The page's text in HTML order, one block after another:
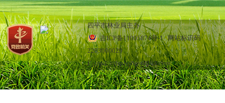
四平市林业局主办
吉ICP备11005874号-1网站标识码
2203000029
E_mail：jlsplyjbgs@163.com